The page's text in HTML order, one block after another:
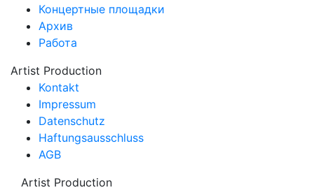
Концертные площадки
Архив
Работа
Artist Production
Kontakt
Impressum
Datenschutz
Haftungsausschluss
AGB
Artist Production